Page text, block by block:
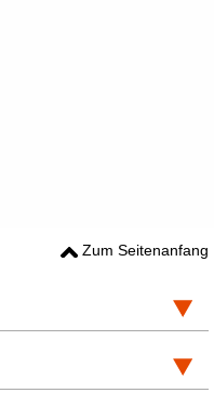
Zum Seitenanfang